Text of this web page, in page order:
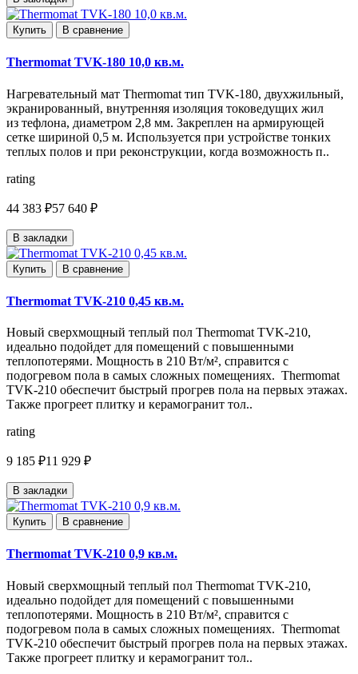
Купить В сравнение
Thermomat TVK-180 10,0 кв.м.
Нагревательный мат Thermomat тип TVK-180, двухжильный,
экранированный, внутренняя изоляция токоведущих жил
из тефлона, диаметром 2,8 мм. Закреплен на армирующей
сетке шириной 0,5 м. Используется при устройстве тонких
теплых полов и при реконструкции, когда возможность п..
rating
44 383 ₽57 640 ₽
В закладки
Купить В сравнение
Thermomat TVK-210 0,45 кв.м.
Новый сверхмощный теплый пол Thermomat TVK-210,
идеально подойдет для помещений с повышенными
теплопотерями. Мощность в 210 Вт/м², справится с
подогревом пола в самых сложных помещениях. Thermomat
TVK-210 обеспечит быстрый прогрев пола на первых этажах.
Также прогреет плитку и керамогранит тол..
rating
9 185 ₽11 929 ₽
В закладки
Купить В сравнение
Thermomat TVK-210 0,9 кв.м.
Новый сверхмощный теплый пол Thermomat TVK-210,
идеально подойдет для помещений с повышенными
теплопотерями. Мощность в 210 Вт/м², справится с
подогревом пола в самых сложных помещениях. Thermomat
TVK-210 обеспечит быстрый прогрев пола на первых этажах.
Также прогреет плитку и керамогранит тол..